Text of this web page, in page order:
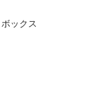
ックス